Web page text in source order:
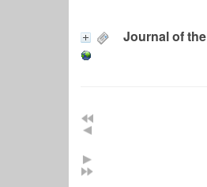
Journal of